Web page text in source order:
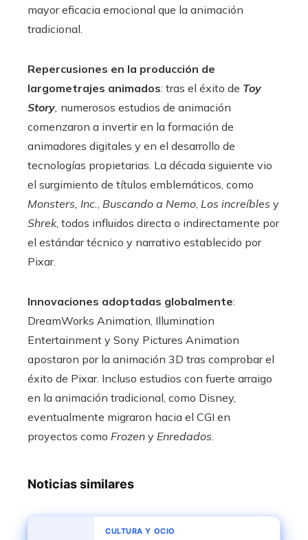
mayor eficacia emocional que la animación
tradicional.
Repercusiones en la producción de
largometrajes animados: tras el éxito de Toy
Story numerosos estudios de animación
comenzaron a invertir en la formación de
animadores digitales y en el desarrollo de
tecnologías propietarias. La década siguiente vio
el surgimiento de títulos emblemáticos, como
Monsters, Inc. Buscando a Nemo Los increíbles y
Shrek, todos influidos directa o indirectamente por
el estándar técnico y narrativo establecido por
Pixar.
Innovaciones adoptadas globalmente:
DreamWorks Animation, Illumination
Entertainment y Sony Pictures Animation
apostaron por la animación 3D tras comprobar el
éxito de Pixar. Incluso estudios con fuerte arraigo
en la animación tradicional, como Disney,
eventualmente migraron hacia el CGI en
proyectos como Frozen y Enredados
Noticias similares
CULTURA Y OCIO